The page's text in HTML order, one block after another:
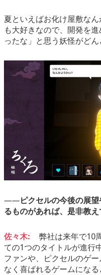
夏といえばお化け屋敷な
も大好きなので、開発を
ったな」と思う妖怪がど
――ピクセルの今後の展
るものがあれば、是非教え
佐々木:
弊社は来年で10
ての1つのタイトルが進行
ファンや、ピクセルのゲ
なく喜ばれるゲームになる